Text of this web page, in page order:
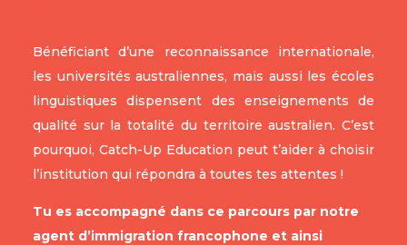
Bénéficiant d’une reconnaissance internationale,
les universités australiennes, mais aussi les écoles
linguistiques dispensent des enseignements de
qualité sur la totalité du territoire australien. C’est
pourquoi, Catch-Up Education peut t’aider à choisir
l’institution qui répondra à toutes tes attentes !
Tu es accompagné dans ce parcours par notre
agent d’immigration francophone et ainsi